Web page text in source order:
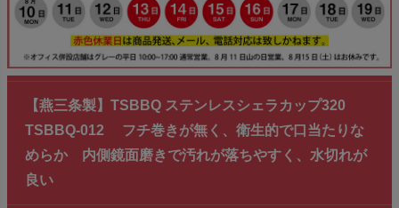
【燕三条製】TSBBQ ステンレスシェラカップ320
TSBBQ-012 フチ巻きが無く、衛生的で口当たりな
めらか 内側鏡面磨きで汚れが落ちやすく、水切れが
良い